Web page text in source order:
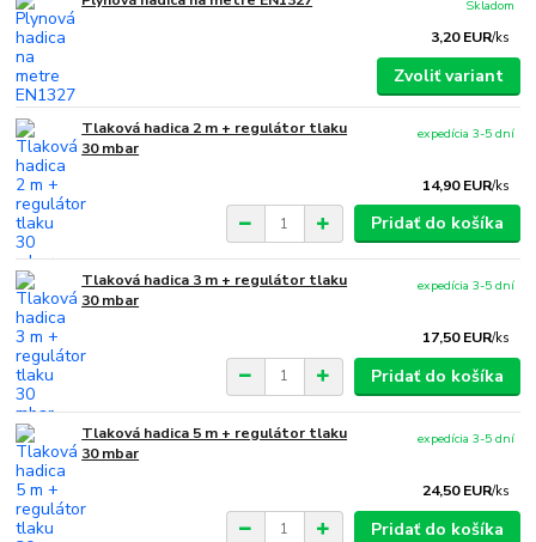
3,20 EUR/ks
Skladom
Zvoliť variant
Tlaková hadica 2 m + regulátor tlaku
30 mbar
14,90 EUR/ks
expedícia 3-5 dní
Pridať do košíka
Tlaková hadica 3 m + regulátor tlaku
30 mbar
17,50 EUR/ks
expedícia 3-5 dní
Pridať do košíka
Tlaková hadica 5 m + regulátor tlaku
30 mbar
24,50 EUR/ks
expedícia 3-5 dní
Pridať do košíka